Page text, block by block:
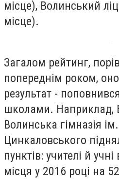
місце), Волинський
місце).
Загалом рейтинг,
попереднім роком,
результат -
школами. Наприклад,
Волинська гімназія
Цинкаловського
пунктів: учителі й
місця у 2016 році на